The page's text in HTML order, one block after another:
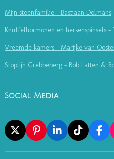
Mijn steenfamilie - Bastiaan Dolmans
Knuffelhormonen en hersenspinsels
Vreemde kamers - Marijke van
Stoplijn Grebbeberg - Bob Latten &
Social Media
X
P
I
N
L
I
N
T
I
K
F
A
C